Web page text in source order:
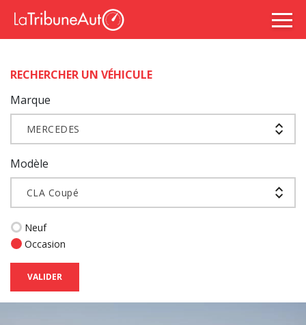
RECHERCHER UN VÉHICULE
Marque
MERCEDES
Modèle
CLA Coupé
Neuf
Occasion
VALIDER